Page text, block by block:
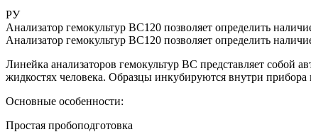
РУ
Анализатор гемокультур BC120 позволяет определить
Анализатор гемокультур BC120 позволяет определить
Линейка анализаторов гемокультур BC представляет
жидкостях человека. Образцы инкубируются внутри прибора
Основные особенности:
Простая пробоподготовка